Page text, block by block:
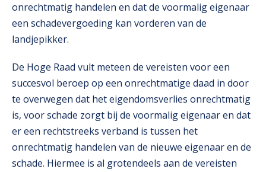
onrechtmatig handelen en dat de voormalig eigenaar
een schadevergoeding kan vorderen van de
landjepikker.
De Hoge Raad vult meteen de vereisten voor een
succesvol beroep op een onrechtmatige daad in door
te overwegen dat het eigendomsverlies onrechtmatig
is, voor schade zorgt bij de voormalig eigenaar en dat
er een rechtstreeks verband is tussen het
onrechtmatig handelen van de nieuwe eigenaar en de
schade. Hiermee is al grotendeels aan de vereisten